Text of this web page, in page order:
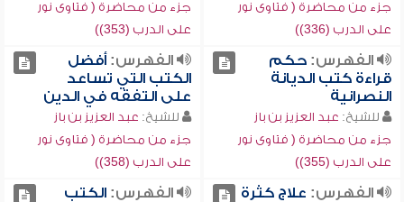
جزء من محاضرة ( فتاوى نور
على الدرب (336))
جزء من محاضرة ( فتاوى نور
على الدرب (353))
الفهرس:حكم
قراءة كتب الديانة
النصرانية
للشيخ: عبد العزيز بن باز
جزء من محاضرة ( فتاوى نور
على الدرب (355))
الفهرس:أفضل
الكتب التي تساعد
على التفقه في الدين
للشيخ: عبد العزيز بن باز
جزء من محاضرة ( فتاوى نور
على الدرب (358))
الفهرس: علاج كثرة
الفهرس:الكتب